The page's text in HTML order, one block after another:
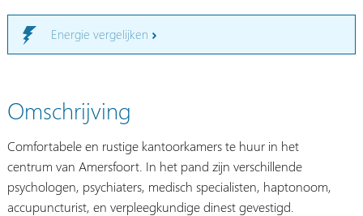
Energie vergelijken
Omschrijving
Comfortabele en rustige kantoorkamers te huur in het
centrum van Amersfoort. In het pand zijn verschillende
psychologen, psychiaters, medisch specialisten, haptonoom,
accupuncturist, en verpleegkundige dinest gevestigd.